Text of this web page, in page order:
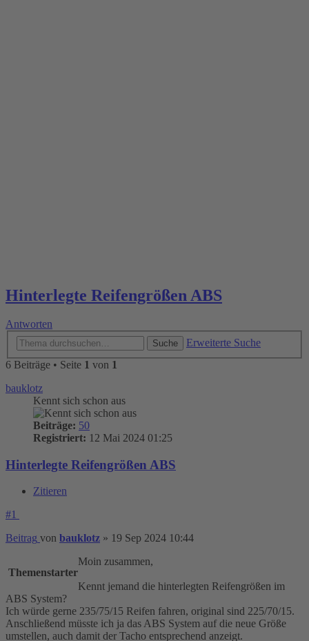
Hinterlegte Reifengrößen ABS
Antworten
Suche
Erweiterte Suche
6 Beiträge • Seite 1 von 1
bauklotz
Kennt sich schon aus
Beiträge: 50
Registriert: 12 Mai 2024 01:25
Hinterlegte Reifengrößen ABS
Zitieren
#1
Beitrag von bauklotz » 19 Sep 2024 10:44
Themenstarter
Moin zusammen,
Kennt jemand die hinterlegten Reifengrößen im
ABS System?
Ich würde gerne 235/75/15 Reifen fahren, original sind 225/70/15.
Anschließend müsste ich ja das ABS System auf die neue Größe
umstellen, auch damit der Tacho entsprechend anzeigt.